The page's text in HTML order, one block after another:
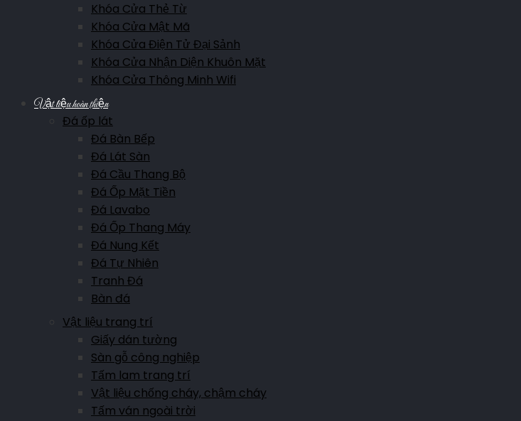
Khóa Cửa Thẻ Từ
Khóa Cửa Mật Mã
Khóa Cửa Điện Tử Đại Sảnh
Khóa Cửa Nhận Diện Khuôn Mặt
Khóa Cửa Thông Minh Wifi
Vật liệu hoàn thiện
Đá ốp lát
Đá Bàn Bếp
Đá Lát Sàn
Đá Cầu Thang Bộ
Đá Ốp Mặt Tiền
Đá Lavabo
Đá Ốp Thang Máy
Đá Nung Kết
Đá Tự Nhiên
Tranh Đá
Bàn đá
Vật liệu trang trí
Giấy dán tường
Sàn gỗ công nghiệp
Tấm lam trang trí
Vật liệu chống cháy, chậm cháy
Tấm ván ngoài trời